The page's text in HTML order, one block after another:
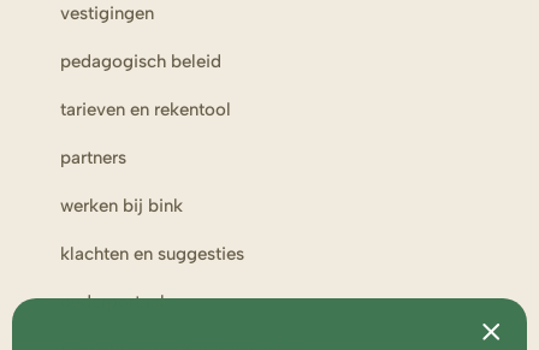
vestigingen
pedagogisch beleid
tarieven en rekentool
partners
werken bij bink
klachten en suggesties
ouderportaal